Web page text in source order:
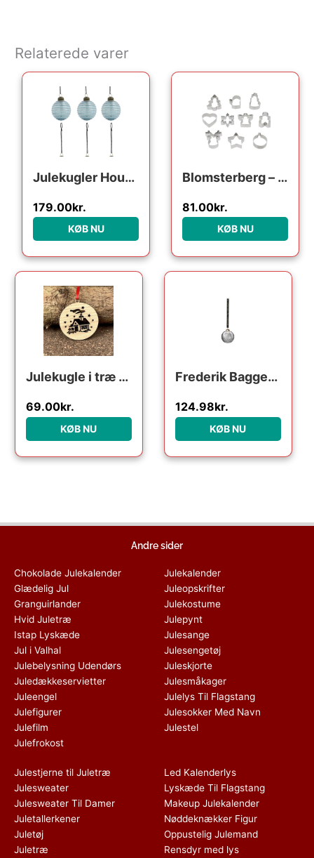
Relaterede varer
Julekugler House Doctor Lolli sæt 6 rillede ornamenter i blå glas og metal Ø6 cm
179.00kr.
KØB NU
Blomsterberg – s ass. forme Kageudstikker 10 stk. Stål
Den oprindelige pris
81.00kr.
Den aktuelle
KØB NU
Julekugle i træ – Julehus
69.00kr.
KØB NU
Frederik Bagger Crispy Glass Dark Ball : Erling Christensen Møbler
Den oprindelige pris
124.98kr.
Den aktuelle
KØB NU
Andre sider
Chokolade Julekalender
Glædelig Jul
Granguirlander
Hvid Juletræ
Istap Lyskæde
Jul i Valhal
Julebelysning Udendørs
Juledækkeservietter
Juleengel
Julefigurer
Julefilm
Julefrokost
Julekalender
Juleopskrifter
Julekostume
Julepynt
Julesange
Julesengetøj
Juleskjorte
Julesmåkager
Julelys Til Flagstang
Julesokker Med Navn
Julestel
Julestjerne til Juletræ
Julesweater
Julesweater Til Damer
Juletallerkener
Juletøj
Juletræ
Led Kalenderlys
Lyskæde Til Flagstang
Makeup Julekalender
Nøddeknækker Figur
Oppustelig Julemand
Rensdyr med lys